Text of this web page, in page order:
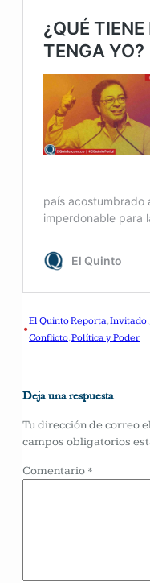
•
El Quinto Reporta, Invitado,
Conflicto, Política y Poder
Deja una respuesta
Tu dirección de correo
campos obligatorios
Comentario *